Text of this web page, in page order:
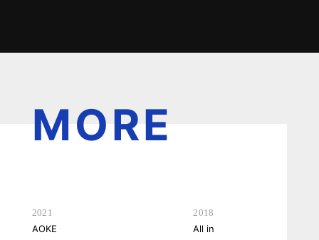
MORE
2021
AOKE
2018
All in